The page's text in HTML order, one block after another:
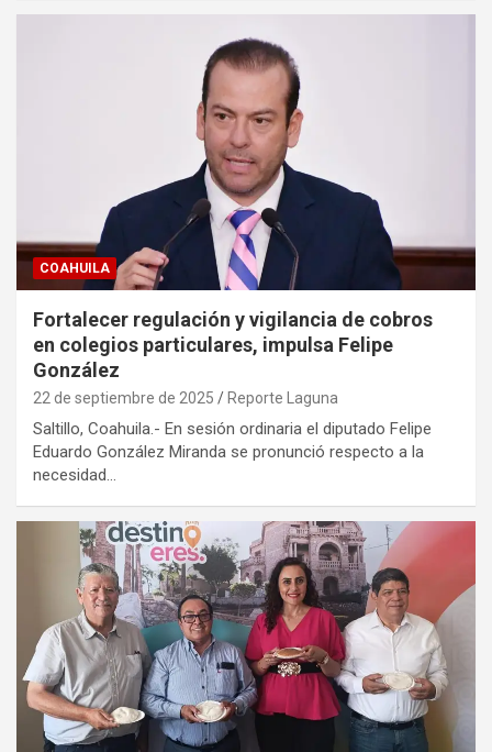
COAHUILA
Fortalecer regulación y vigilancia de cobros
en colegios particulares, impulsa Felipe
González
22 de septiembre de 2025 Reporte Laguna
Saltillo, Coahuila.- En sesión ordinaria el diputado Felipe
Eduardo González Miranda se pronunció respecto a la
necesidad…